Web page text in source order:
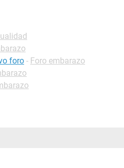
foro - Foro embarazo